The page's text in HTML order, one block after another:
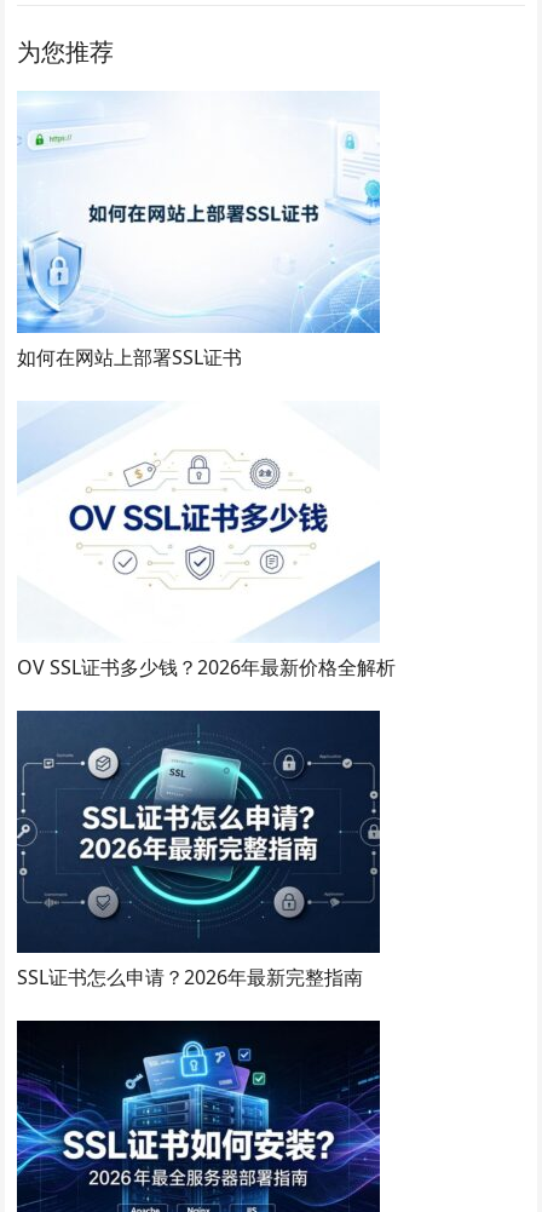
为您推荐
如何在网站上部署SSL证书
OV SSL证书多少钱？2026年最新价格全解析
SSL证书怎么申请？2026年最新完整指南